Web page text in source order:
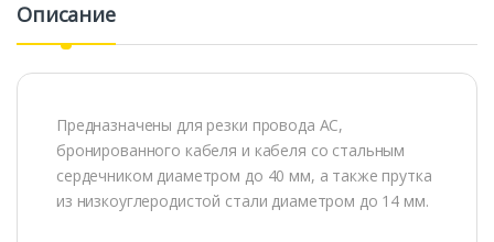
Описание
Предназначены для резки провода АС,
бронированного кабеля и кабеля со стальным
сердечником диаметром до 40 мм, а также прутка
из низкоуглеродистой стали диаметром до 14 мм.